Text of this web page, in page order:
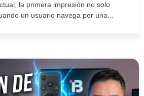
la primera impresión no solo
un usuario navega por una...